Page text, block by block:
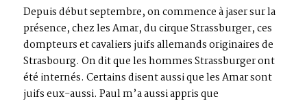
Depuis début septembre, on commence à jaser sur la
présence, chez les Amar, du cirque Strassburger, ces
dompteurs et cavaliers juifs allemands originaires de
Strasbourg. On dit que les hommes Strassburger ont
été internés. Certains disent aussi que les Amar sont
juifs eux-aussi. Paul m’a aussi appris que